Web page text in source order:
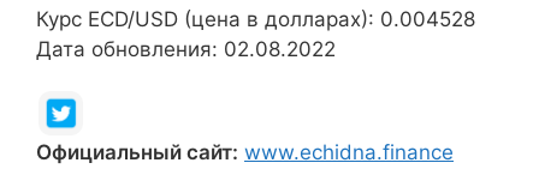
Курс ECD/USD (цена в долларах): 0.004528
Дата обновления: 02.08.2022
Официальный сайт: www.echidna.finance